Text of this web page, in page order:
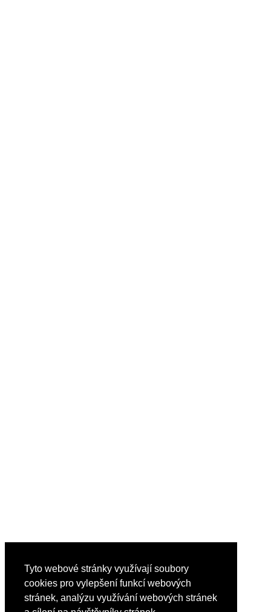
Tyto webové stránky využívají soubory
cookies pro vylepšení funkcí webových
stránek, analýzu využívání webových stránek